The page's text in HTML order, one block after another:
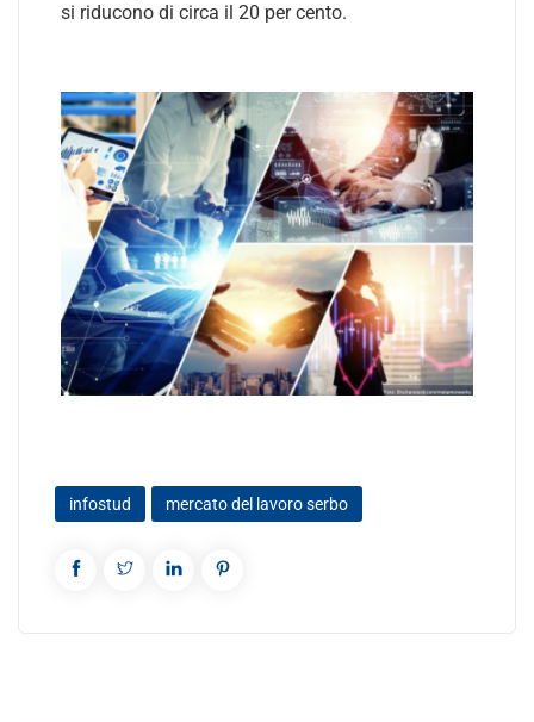
si riducono di circa il 20 per cento.
infostud mercato del lavoro serbo